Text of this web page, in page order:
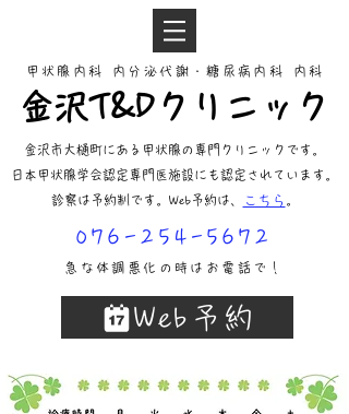
甲状腺内科 内分泌代謝・糖尿病内科 内科
金沢T&Dクリニック
金沢市大樋町にある​甲状腺の専門クリニックです。
​日本甲状腺学会認定専門医施設にも認定されています。
診察は予約制です。 Web予約は、 こちら
076-254-5672
急な体調悪化の時はお電話で！
Web予約